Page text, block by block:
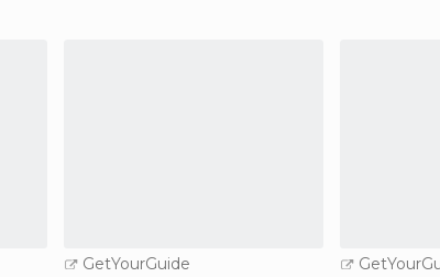
GetYourGuide